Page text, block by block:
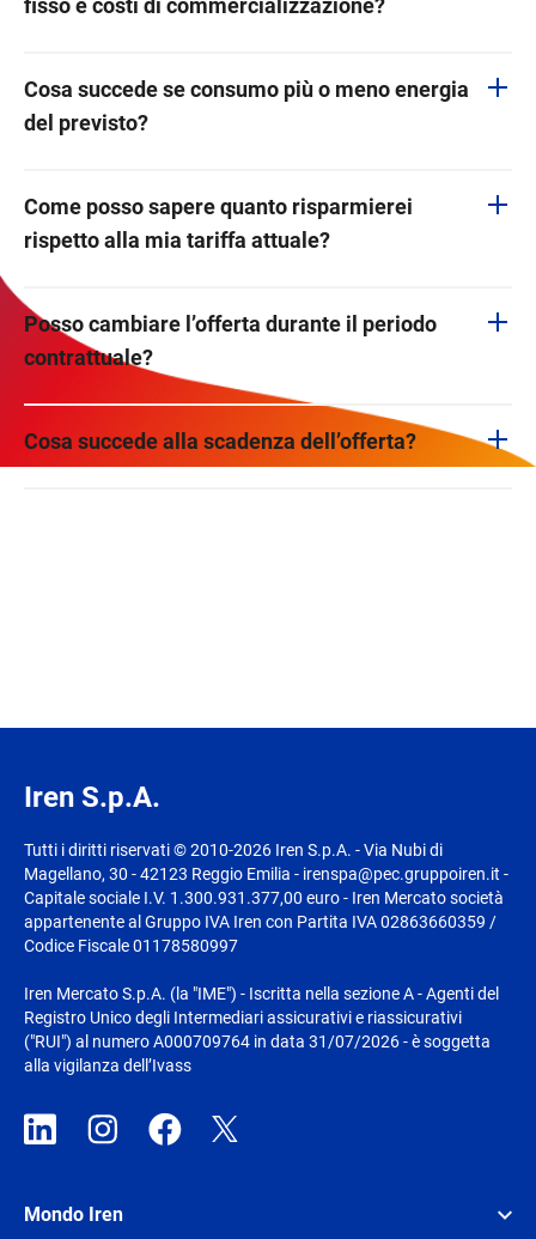
fisso e costi di commercializzazione?
Cosa succede se consumo più o meno energia
del previsto?
Come posso sapere quanto risparmierei
rispetto alla mia tariffa attuale?
Posso cambiare l’offerta durante il periodo
contrattuale?
Cosa succede alla scadenza dell’offerta?
Iren S.p.A.
Tutti i diritti riservati © 2010-2026 Iren S.p.A. - Via Nubi di
Magellano, 30 - 42123 Reggio Emilia - irenspa@pec.gruppoiren.it -
Capitale sociale I.V. 1.300.931.377,00 euro - Iren Mercato società
appartenente al Gruppo IVA Iren con Partita IVA 02863660359 /
Codice Fiscale 01178580997
Iren Mercato S.p.A. (la "IME") - Iscritta nella sezione A - Agenti del
Registro Unico degli Intermediari assicurativi e riassicurativi
("RUI") al numero A000709764 in data 31/07/2026 - è soggetta
alla vigilanza dell’Ivass
Mondo Iren